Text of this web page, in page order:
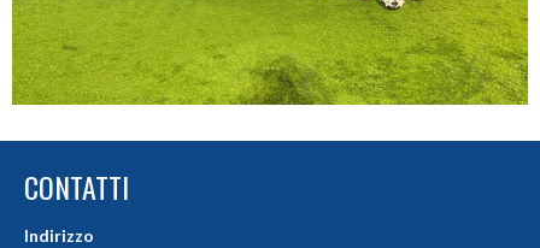
CONTATTI
Indirizzo